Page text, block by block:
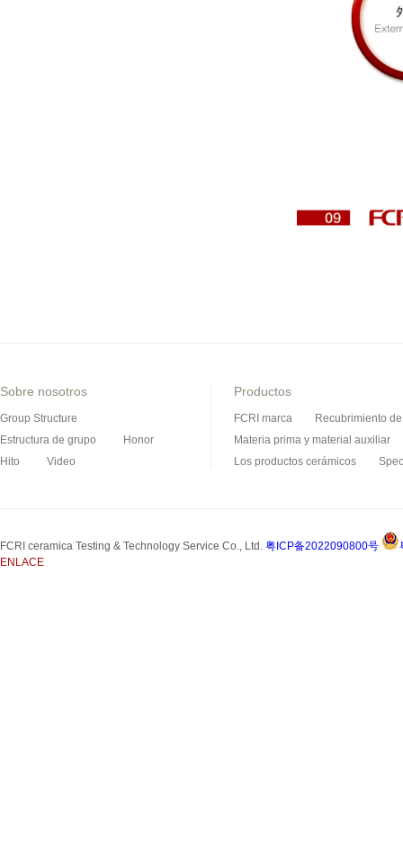
Sobre nosotros
Group Structure
Estructura de grupo
Honor
Hito
Video
Productos
FCRI marca
Recubrimiento
Materia prima y material auxiliar
Los productos cerámicos
FCRI ceramica Testing & Technology Service Co., Ltd. 粤ICP备2022090800号
ENLACE